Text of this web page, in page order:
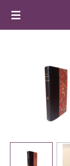
Passer